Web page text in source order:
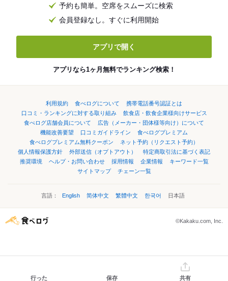
予約も簡単。空席をスムーズに検索
会員登録なし。すぐに利用開始
アプリで開く
アプリなら1ヶ月無料でランキング検索！
利用規約 食べログについて
携帯電話番号認証とは
口コミ・ランキングに対する取り組み
飲食店・飲食企業様向けサービス
食べログ店舗会員について
広告（メーカー・団体様等向け）について
機能改善要望
口コミガイドライン
食べログプレミアム
食べログプレミアム無料クーポン
ネット予約（リクエスト予約）
個人情報保護方針
外部送信（オプトアウト）
特定商取引法に基づく表記
推奨環境
ヘルプ・お問い合わせ 採用情報 企業情報
キーワード一覧
サイトマップ
チェーン一覧
言語： English 简体中文 繁體中文 한국어 日本語
©Kakaku.com, Inc.
行った 保存 共有